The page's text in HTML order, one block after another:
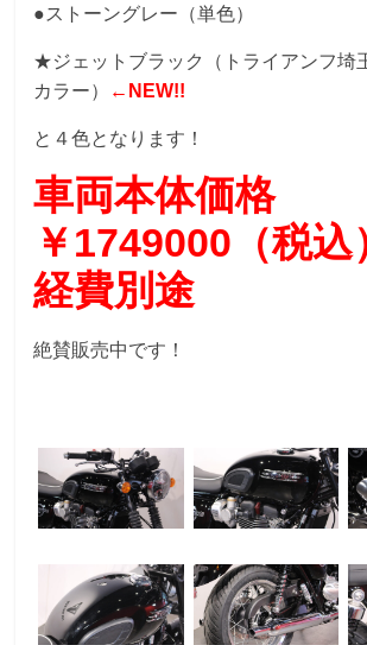
●ストーングレー（単色）
★ジェットブラック（トライアンフ埼
カラー）
←NEW!!
と４色となります！
車両本体価格
￥1749000（税
経費別途
絶賛販売中です！